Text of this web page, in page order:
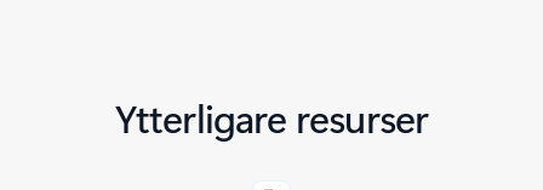
Ytterligare resurser